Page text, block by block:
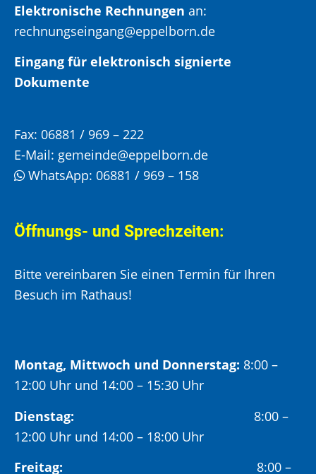
Elektronische Rechnungen an:
rechnungseingang@eppelborn.de
Eingang für elektronisch signierte
Dokumente
Fax: 06881 / 969 – 222
E-Mail: gemeinde@eppelborn.de
WhatsApp: 06881 / 969 – 158
Öffnungs- und Sprechzeiten:
Bitte vereinbaren Sie einen Termin für Ihren
Besuch im Rathaus!
Montag, Mittwoch und Donnerstag: 8:00 –
12:00 Uhr und 14:00 – 15:30 Uhr
Dienstag: 8:00 –
12:00 Uhr und 14:00 – 18:00 Uhr
Freitag:
8:00 –